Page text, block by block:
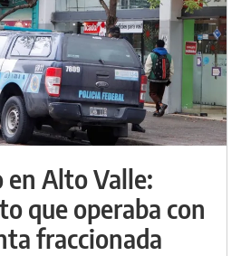
Alto Valle:
que operaba con
fraccionada